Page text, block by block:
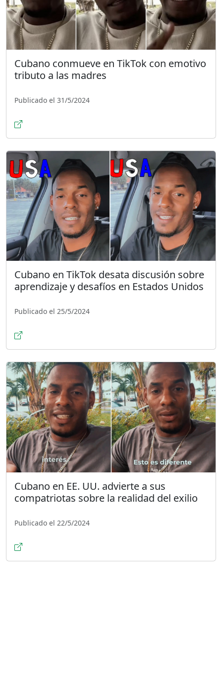
Cubano conmueve en TikTok con emotivo
tributo a las madres
Publicado el 31/5/2024
Cubano en TikTok desata discusión sobre
aprendizaje y desafíos en Estados Unidos
Publicado el 25/5/2024
Cubano en EE. UU. advierte a sus
compatriotas sobre la realidad del exilio
Publicado el 22/5/2024